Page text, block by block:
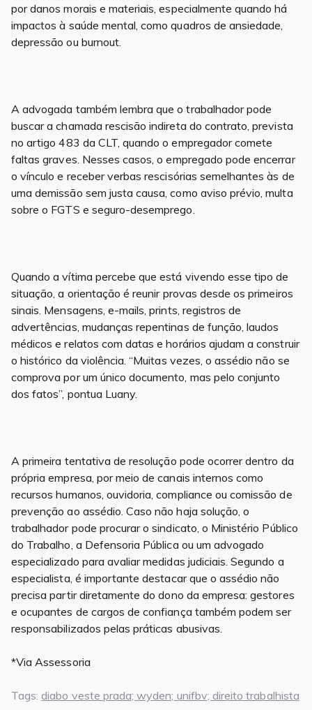
por danos morais e materiais, especialmente quando há
impactos à saúde mental, como quadros de ansiedade,
depressão ou burnout.
A advogada também lembra que o trabalhador pode
buscar a chamada rescisão indireta do contrato, prevista
no artigo 483 da CLT, quando o empregador comete
faltas graves. Nesses casos, o empregado pode encerrar
o vínculo e receber verbas rescisórias semelhantes às de
uma demissão sem justa causa, como aviso prévio, multa
sobre o FGTS e seguro-desemprego.
Quando a vítima percebe que está vivendo esse tipo de
situação, a orientação é reunir provas desde os primeiros
sinais. Mensagens, e-mails, prints, registros de
advertências, mudanças repentinas de função, laudos
médicos e relatos com datas e horários ajudam a construir
o histórico da violência. “Muitas vezes, o assédio não se
comprova por um único documento, mas pelo conjunto
dos fatos”, pontua Luany.
A primeira tentativa de resolução pode ocorrer dentro da
própria empresa, por meio de canais internos como
recursos humanos, ouvidoria, compliance ou comissão de
prevenção ao assédio. Caso não haja solução, o
trabalhador pode procurar o sindicato, o Ministério Público
do Trabalho, a Defensoria Pública ou um advogado
especializado para avaliar medidas judiciais. Segundo a
especialista, é importante destacar que o assédio não
precisa partir diretamente do dono da empresa: gestores
e ocupantes de cargos de confiança também podem ser
responsabilizados pelas práticas abusivas.
*Via Assessoria
Tags: diabo veste prada; wyden; unifbv; direito trabalhista